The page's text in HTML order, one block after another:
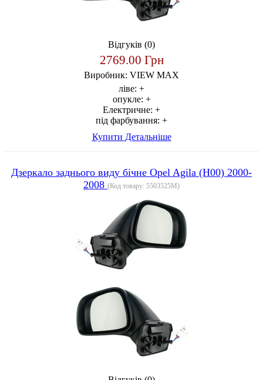
Відгуків (0)
2769.00 Грн
Виробник: VIEW MAX
ліве: +
опукле: +
Електричне: +
під фарбування: +
Купити Детальніше
Дзеркало заднього виду бічне Opel Agila (H00) 2000-
2008 (Код товару: 5503525M)